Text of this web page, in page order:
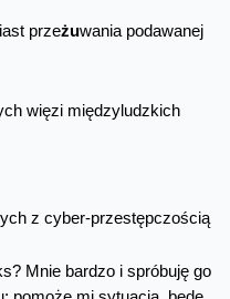
przeżuwania podawanej
więzi międzyludzkich
z cyber-przestępczością
Mnie bardzo i spróbuję go